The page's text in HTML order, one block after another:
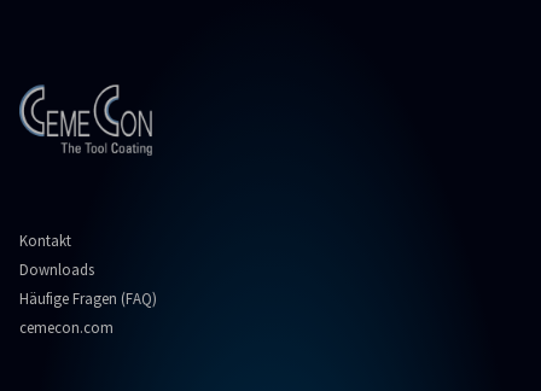
Kontakt
Downloads
Häufige Fragen (FAQ)
cemecon.com